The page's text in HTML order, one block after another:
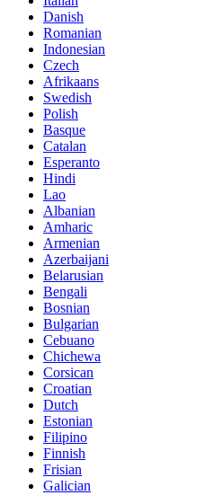
Danish
Romanian
Indonesian
Czech
Afrikaans
Swedish
Polish
Basque
Catalan
Esperanto
Hindi
Lao
Albanian
Amharic
Armenian
Azerbaijani
Belarusian
Bengali
Bosnian
Bulgarian
Cebuano
Chichewa
Corsican
Croatian
Dutch
Estonian
Filipino
Finnish
Frisian
Galician